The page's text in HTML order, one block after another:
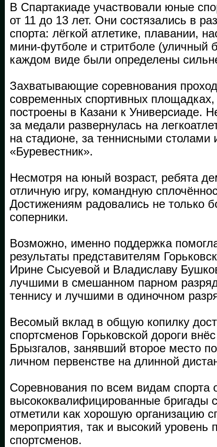
В Спартакиаде участвовали юные
от 11 до 13 лет. Они состязались в
спорта: лёгкой атлетике, плавании,
мини-футболе и стритболе (уличный
каждом виде были определены
Захватывающие соревнования
современных спортивных
построены в Казани к Универсиаде.
за медали развернулась на
на стадионе, за теннисными столами
«Буревестник».
Несмотря на юный возраст, ребята
отличную игру, командную
Достижениям радовались не только
соперники.
Возможно, именно поддержка
результаты представителям
Ирине Сысуевой и Владиславу
лучшими в смешанном парном
теннису и лучшими в одиночном
Весомый вклад в общую копилку
спортсменов Горьковской дороги
Брызгалов, занявший второе место
личном первенстве на длинной
Соревнования по всем видам спорта
высококвалифицированные бригады
отметили как хорошую организацию
мероприятия, так и высокий уровень
спортсменов.